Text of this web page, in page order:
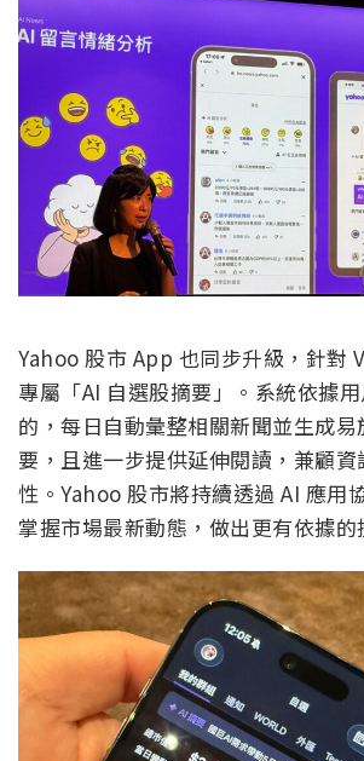
Yahoo 股市 App 也同步升級，針對
專屬「AI 自選股摘要」。系統依據
的，每日自動彙整相關新聞並生成
要，且進一步提供延伸閱讀，兼顧
性。Yahoo 股市將持續透過 AI 應用
掌握市場最新動態，做出更有依據的